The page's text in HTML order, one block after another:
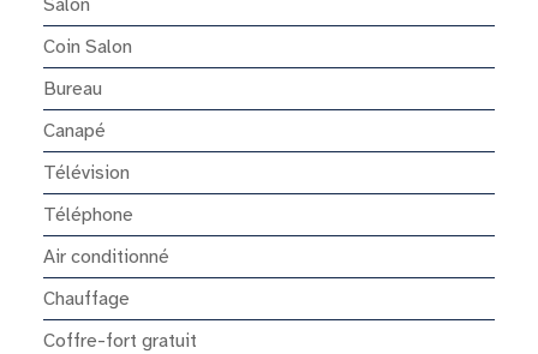
Coin Salon
Bureau
Canapé
Télévision
Téléphone
Air conditionné
Chauffage
Coffre-fort gratuit